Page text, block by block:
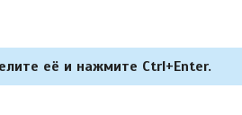
её и нажмите Ctrl+Enter.